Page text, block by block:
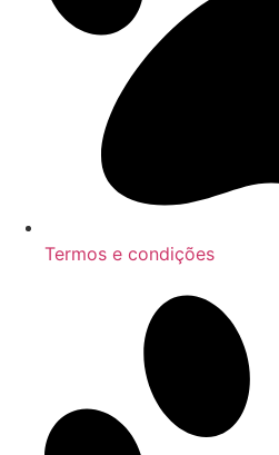
Termos e condições